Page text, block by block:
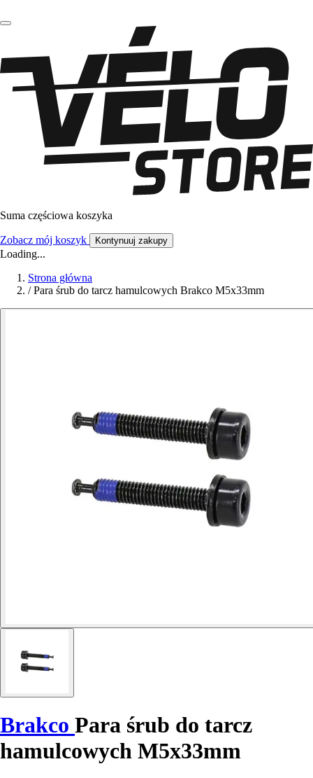
Suma częściowa koszyka
Zobacz mój koszyk Kontynuuj zakupy
Loading...
Strona główna
/ Para śrub do tarcz hamulcowych Brakco M5x33mm
Brakco Para śrub do tarcz
hamulcowych M5x33mm